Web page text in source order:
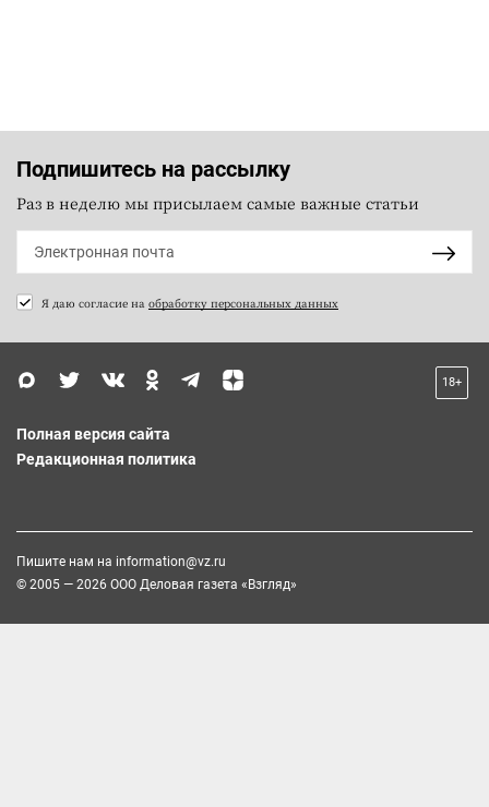
Подпишитесь на рассылку
Раз в неделю мы присылаем самые важные статьи
Я даю согласие на обработку персональных данных
18+
Полная версия сайта
Редакционная политика
Пишите нам на information@vz.ru
© 2005 — 2026 ООО Деловая газета «Взгляд»